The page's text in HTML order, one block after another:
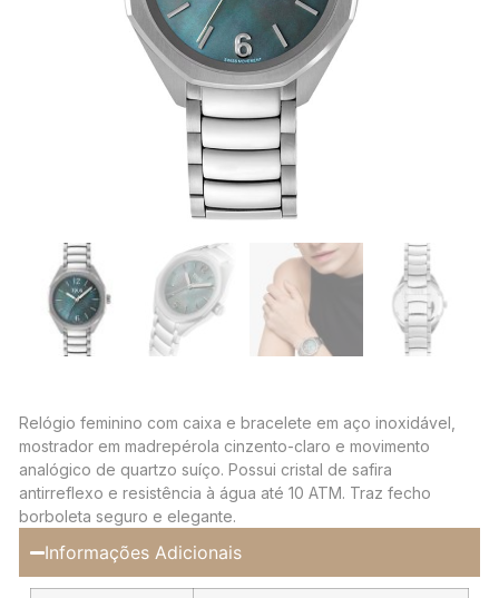
Relógio feminino com caixa e bracelete em aço inoxidável,
mostrador em madrepérola cinzento-claro e movimento
analógico de quartzo suíço. Possui cristal de safira
antirreflexo e resistência à água até 10 ATM. Traz fecho
borboleta seguro e elegante.
Informações Adicionais